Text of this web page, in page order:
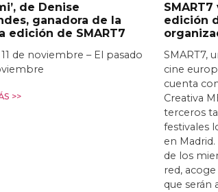
de Denise
ganadora de la
edición de SMART7
11 de noviembre – El pasado
>>
edición
SMART7,
cine
cuenta
Creativa
terceros
festivales
en
de los
red,
que serán